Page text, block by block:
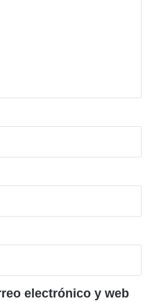
electrónico y web